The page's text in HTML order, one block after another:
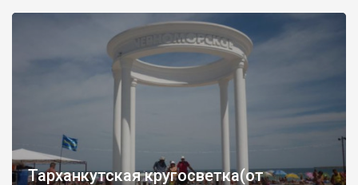
Тарханкутская кругосветка(от